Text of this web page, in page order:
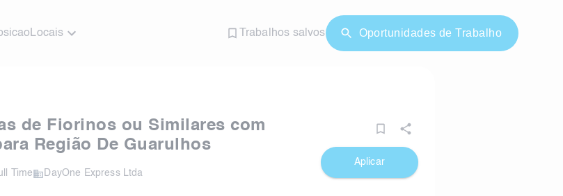
Locais Trabalhos salvos Oportunidades de Trabalho
de Fiorinos ou Similares com
Região De Guarulhos
Time DayOne Express Ltda
Aplicar